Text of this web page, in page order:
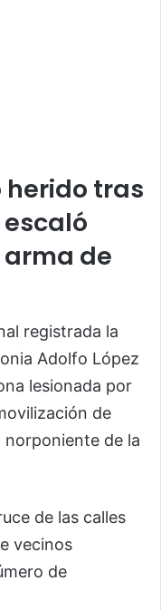
herido tras
arma de
registrada la
Adolfo López
lesionada por
de
norponiente de la
de las calles
vecinos
de